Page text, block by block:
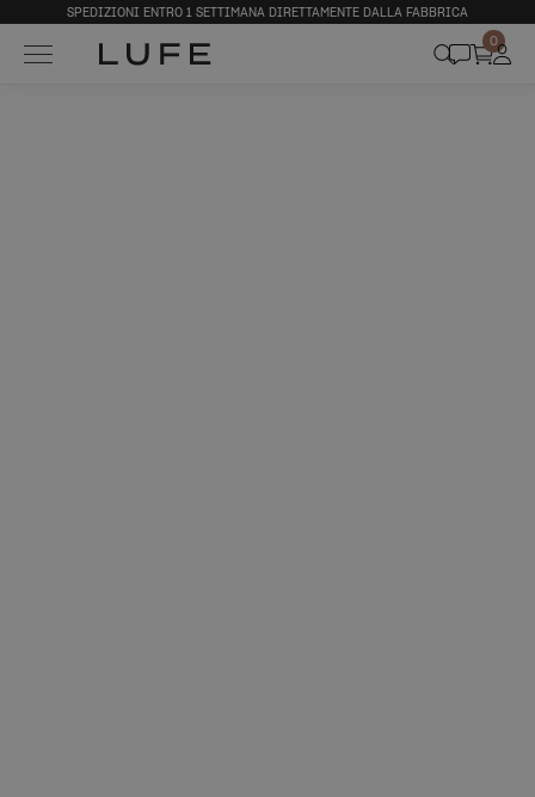
SPEDIZIONI ENTRO 1 SETTIMANA DIRETTAMENTE DALLA FABBRICA
0